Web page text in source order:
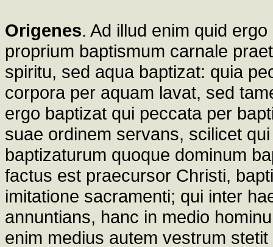
Origenes. Ad illud enim quid
proprium baptismum carnale
spiritu, sed aqua baptizat: quia
corpora per aquam lavat, sed
ergo baptizat qui peccata per
suae ordinem servans, scilicet
baptizaturum quoque dominum
factus est praecursor Christi,
imitatione sacramenti; qui inter
annuntians, hanc in medio
enim medius autem vestrum